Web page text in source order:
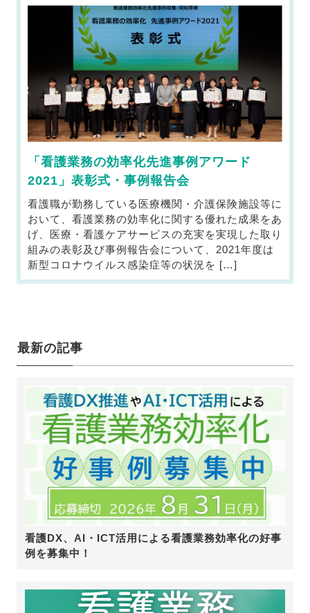
「看護業務の効率化先進事例アワード
2021」表彰式・事例報告会
看護職が勤務している医療機関・介護保険施設等に
おいて、看護業務の効率化に関する優れた成果をあ
げ、医療・看護ケアサービスの充実を実現した取り
組みの表彰及び事例報告会について、2021年度は
新型コロナウイルス感染症等の状況を […]
最新の記事
看護DX、AI・ICT活用による看護業務効率化の好事
例を募集中！